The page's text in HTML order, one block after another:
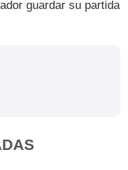
guardar su partida